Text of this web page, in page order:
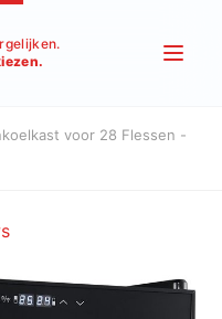
voor 28 Flessen -